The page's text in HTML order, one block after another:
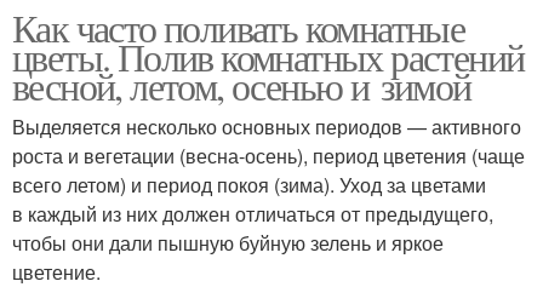
Как часто поливать комнатные
цветы. Полив комнатных растений
весной, летом, осенью и зимой
Выделяется несколько основных периодов — активного
роста и вегетации (весна-осень), период цветения (чаще
всего летом) и период покоя (зима). Уход за цветами
в каждый из них должен отличаться от предыдущего,
чтобы они дали пышную буйную зелень и яркое
цветение.